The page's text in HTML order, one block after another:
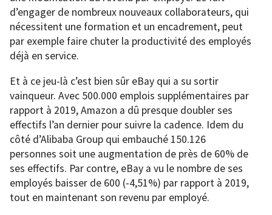
d’engager de nombreux nouveaux collaborateurs, qui
nécessitent une formation et un encadrement, peut
par exemple faire chuter la productivité des employés
déjà en service.
Et à ce jeu-là c’est bien sûr eBay qui a su sortir
vainqueur. Avec 500.000 emplois supplémentaires par
rapport à 2019, Amazon a dû presque doubler ses
effectifs l’an dernier pour suivre la cadence. Idem du
côté d’Alibaba Group qui embauché 150.126
personnes soit une augmentation de près de 60% de
ses effectifs. Par contre, eBay a vu le nombre de ses
employés baisser de 600 (-4,51%) par rapport à 2019,
tout en maintenant son revenu par employé.